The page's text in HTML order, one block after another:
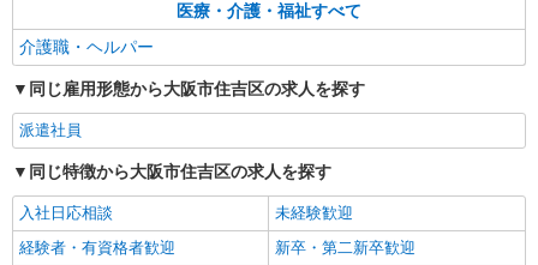
キープ 詳細を見る
派遣社員
株式会社kotrio /●OS-H2-2066881
不問◎日収1.2万円も可
時給1550円〜2187円 ＜日払い有/週払い有/交
通費全支給(ガソリン代含む)＞
住吉区内
医療・介護・福祉すべて
介護職・ヘルパー
同じ雇用形態から大阪市住吉区の求人を探す
派遣社員
同じ特徴から大阪市住吉区の求人を探す
入社日応相談
未経験歓迎
経験者・有資格者歓迎
新卒・第二新卒歓迎